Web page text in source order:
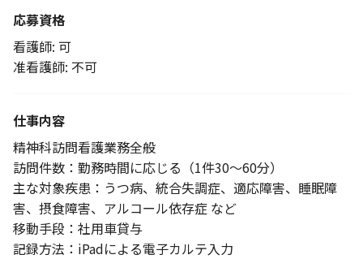
応募資格
看護師: 可
准看護師: 不可
仕事内容
精神科訪問看護業務全般
訪問件数：勤務時間に応じる（1件30～60分）
主な対象疾患：うつ病、統合失調症、適応障害、睡眠障
害、摂食障害、アルコール依存症 など
移動手段：社用車貸与
記録方法：iPadによる電子カルテ入力